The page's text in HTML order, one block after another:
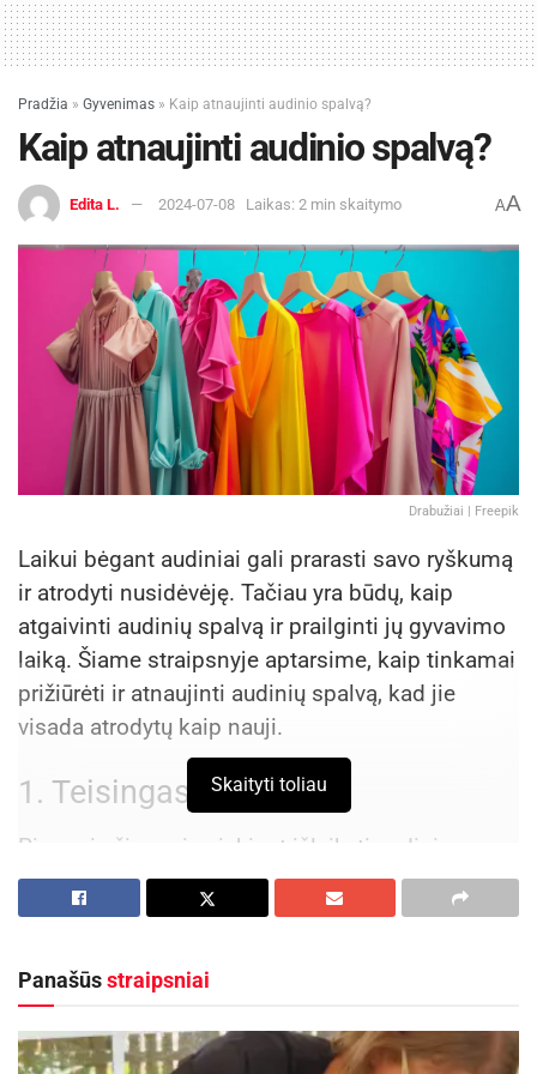
Pradžia » Gyvenimas » Kaip atnaujinti audinio spalvą?
Kaip atnaujinti audinio spalvą?
Edita L. 2024-07-08 Laikas: 2 min skaitymo AA
Drabužiai | Freepik
Laikui bėgant audiniai gali prarasti savo ryškumą
ir atrodyti nusidėvėję. Tačiau yra būdų, kaip
atgaivinti audinių spalvą ir prailginti jų gyvavimo
laiką. Šiame straipsnyje aptarsime, kaip tinkamai
prižiūrėti ir atnaujinti audinių spalvą, kad jie
visada atrodytų kaip nauji.
1. Teisingas skalbimas
Pirmasis žingsnis siekiant išlaikyti audinio
spalvą yra teisingas skalbimas. Venkite per
karšto vandens, nes tai gali sukelti spalvos
rekomenduojamos skirtingos skalbimo
temperatūros:
Skaityti toliau
Panašūsstraipsniai